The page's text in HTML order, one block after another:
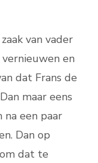
van vader
en
dat Frans de
maar eens
na een paar
Dan op
dat te